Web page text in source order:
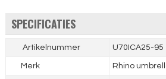
SPECIFICATIES
Artikelnummer U70ICA25-95
Merk Rhino